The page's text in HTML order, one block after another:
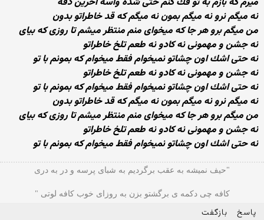
نه میگم نرو نه میگم بمون نه میگم كه قد خاطراتو بدون
من میگم برو هر جا كه میخوای منم منتظر میشم تا روزی كه بیای
نه جشن و مهمونی نه كادو نه طعم تلخ خاطراتو
نه حتی اشك اون چشاتو نمیخوام فقط میخوام كه بمونم با تو
نه جشن و مهمونی نه كادو نه طعم تلخ خاطراتو
نه حتی اشك اون چشاتو نمیخوام فقط میخوام كه بمونم با تو
نه میگم نرو نه میگم بمون نه میگم كه قد خاطراتو بدون
من میگم برو هر جا كه میخوای منم منتظر میشم تا روزی كه بیای
نه جشن و مهمونی نه كادو نه طعم تلخ خاطراتو
نه حتی اشك اون چشاتو نمیخوام فقط میخوام كه بمونم با تو
"حیف نمیشه به عقب برگردیم به شبای پرسه و در به دری
کافه چی دکمه ی برگشتو بزن به روزای خوب کافه لوتی "
پاسخ بازگفت